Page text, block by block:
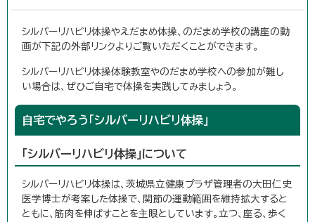
シルバーリハビリ体操やえだまめ体操、のだまめ学校の講座の動
画が下記の外部リンクよりご覧いただくことができます。
シルバーリハビリ体操体験教室やのだまめ学校への参加が難し
い場合は、ぜひご自宅で体操を実践してみましょう。
自宅でやろう「シルバーリハビリ体操」
「シルバーリハビリ体操」について
シルバーリハビリ体操は、茨城県立健康プラザ管理者の大田仁史
医学博士が考案した体操で、関節の運動範囲を維持拡大すると
ともに、筋肉を伸ばすことを主眼としています。立つ、座る、歩く